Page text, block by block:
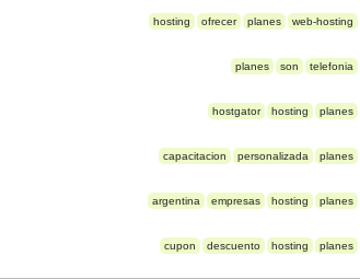
hosting ofrecer planes web-hosting
planes son telefonia
hostgator hosting planes
capacitacion personalizada planes
argentina empresas hosting planes
cupon descuento hosting planes